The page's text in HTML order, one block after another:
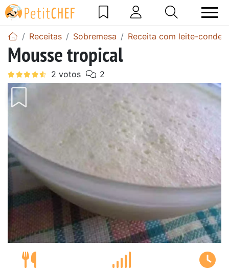
Receitas Sobremesa Receita com leite-
Mousse tropical